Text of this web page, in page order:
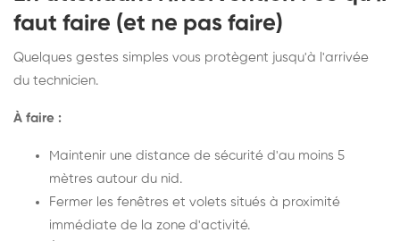
faut faire (et ne pas faire)
Quelques gestes simples vous protègent jusqu'à l'arrivée
du technicien.
À faire :
Maintenir une distance de sécurité d'au moins 5
mètres autour du nid.
Fermer les fenêtres et volets situés à proximité
immédiate de la zone d'activité.